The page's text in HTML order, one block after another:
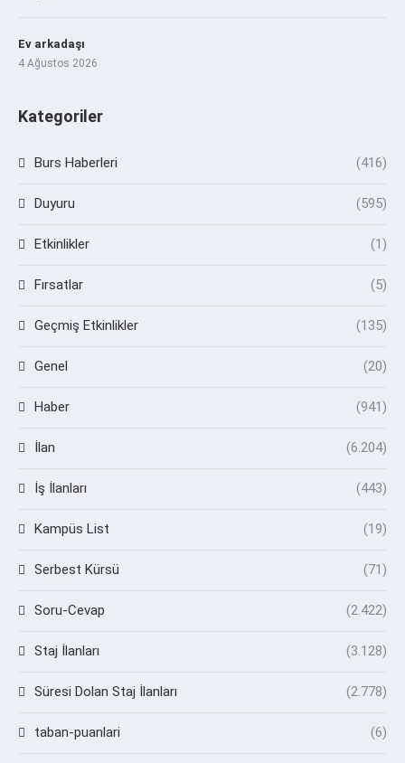
Ev arkadaşı
4 Ağustos 2026
Kategoriler
Burs Haberleri (416)
Duyuru (595)
Etkinlikler (1)
Fırsatlar (5)
Geçmiş Etkinlikler (135)
Genel (20)
Haber (941)
İlan (6.204)
İş İlanları (443)
Kampüs List (19)
Serbest Kürsü (71)
Soru-Cevap (2.422)
Staj İlanları (3.128)
Süresi Dolan Staj İlanları (2.778)
taban-puanlari (6)